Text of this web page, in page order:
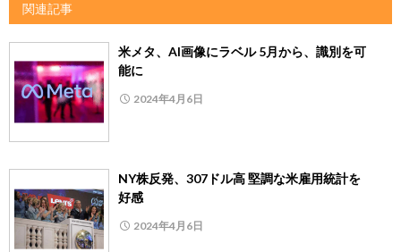
関連記事
米メタ、AI画像にラベル 5月から、識別を可
能に
2024年4月6日
NY株反発、307ドル高 堅調な米雇用統計を
好感
2024年4月6日